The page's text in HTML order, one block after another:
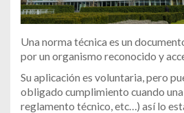
Una norma técnica es un
por un organismo reconocido y
Su aplicación es voluntaria, pero
obligado cumplimiento cuando
reglamento técnico, etc…) así lo